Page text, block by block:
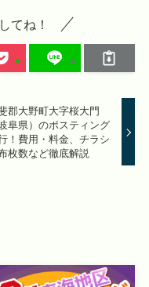
てね！
郡大野町大字桜大門
岐阜県）のポスティング
！費用・料金、チラシ
枚数など徹底解説